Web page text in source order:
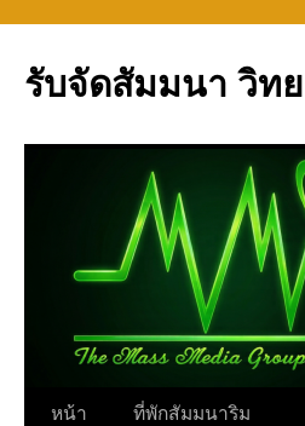
รับจัดสัมมนา วิท
ข้าม
หน้า
ที่พักสัมมนาริม